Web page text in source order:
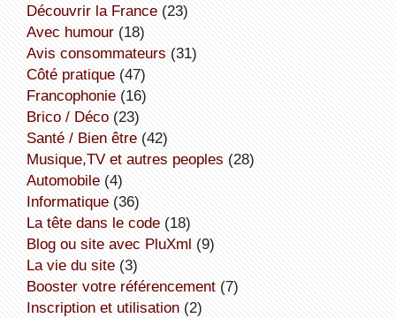
découvrir la France(23)
avec humour(18)
avis consommateurs (31)
côté pratique(47)
Francophonie(16)
Brico / Déco(23)
Santé / Bien être(42)
Musique,TV et autres peoples (28)
Automobile(4)
informatique(36)
la tête dans le code(18)
Blog ou site avec PluXml (9)
la vie du site(3)
booster votre référencement(7)
inscription et utilisation(2)